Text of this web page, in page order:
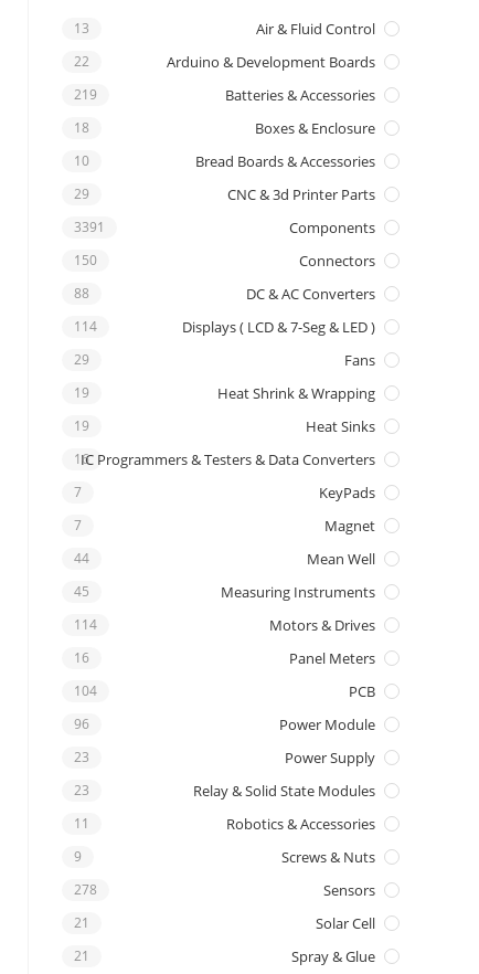
Air & Fluid Control
13
Arduino & Development Boards
22
Batteries & Accessories
219
Boxes & Enclosure
18
Bread Boards & Accessories
10
CNC & 3d Printer Parts
29
Components
3391
Connectors
150
DC & AC Converters
88
Displays ( LCD & 7-Seg & LED )
114
Fans
29
Heat Shrink & Wrapping
19
Heat Sinks
19
IC Programmers & Testers & Data Converters
16
KeyPads
7
Magnet
7
Mean Well
44
Measuring Instruments
45
Motors & Drives
114
Panel Meters
16
PCB
104
Power Module
96
Power Supply
23
Relay & Solid State Modules
23
Robotics & Accessories
11
Screws & Nuts
9
Sensors
278
Solar Cell
21
Spray & Glue
21